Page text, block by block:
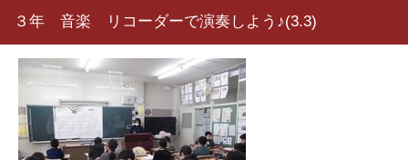
３年 音楽 リコーダーで演奏しよう♪(3.3)